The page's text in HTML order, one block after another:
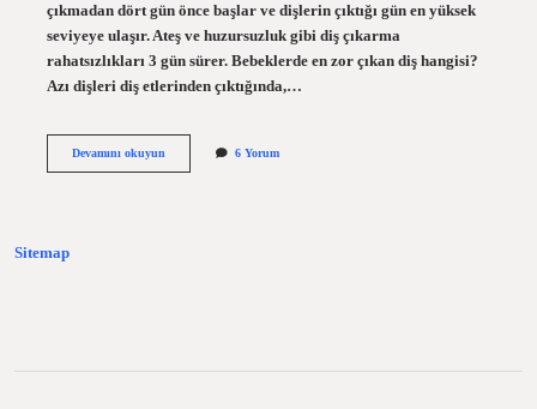
çıkmadan dört gün önce başlar ve dişlerin çıktığı gün en yüksek
seviyeye ulaşır. Ateş ve huzursuzluk gibi diş çıkarma
rahatsızlıkları 3 gün sürer. Bebeklerde en zor çıkan diş hangisi?
Azı dişleri diş etlerinden çıktığında,…
Devamını okuyunDişler
6 Yorum
Sitemap